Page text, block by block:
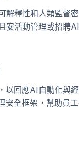
釋性和人類監督
安活動管理或招聘
回應AI自動化與
全框架，幫助員工